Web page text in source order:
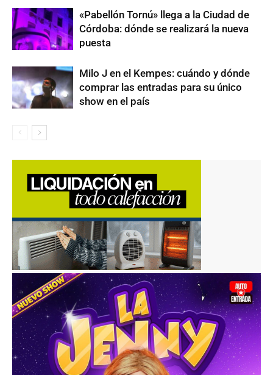
«Pabellón Tornú» llega a la Ciudad de
Córdoba: dónde se realizará la nueva
puesta
Milo J en el Kempes: cuándo y dónde
comprar las entradas para su único
show en el país